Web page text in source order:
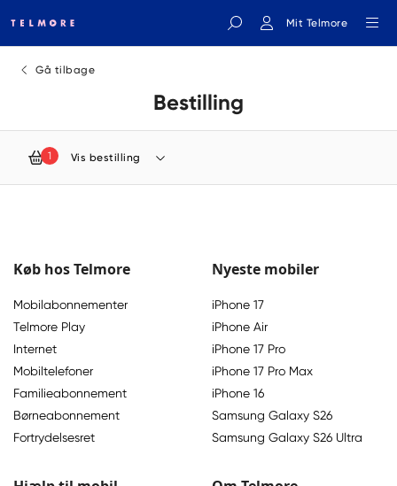
Mit Telmore
Indtast søgeord
Gå tilbage
Bestilling
1 Vis bestilling
Køb hos Telmore
Mobilabonnementer
Telmore Play
Internet
Mobiltelefoner
Familieabonnement
Børneabonnement
Fortrydelsesret
Nyeste mobiler
iPhone 17
iPhone Air
iPhone 17 Pro
iPhone 17 Pro Max
iPhone 16
Samsung Galaxy S26
Samsung Galaxy S26 Ultra